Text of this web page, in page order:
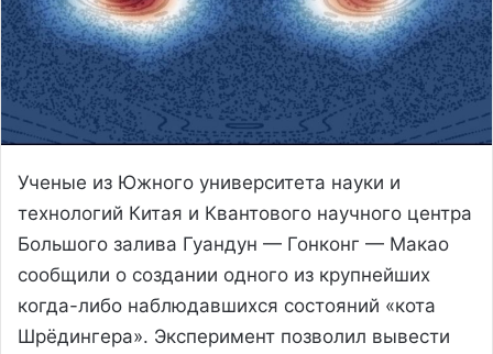
Ученые из Южного университета науки и
технологий Китая и Квантового научного центра
Большого залива Гуандун — Гонконг — Макао
сообщили о создании одного из крупнейших
когда-либо наблюдавшихся состояний «кота
Шрёдингера». Эксперимент позволил вывести